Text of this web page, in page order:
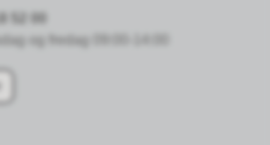
52 00
og fredag 09:00-14:00